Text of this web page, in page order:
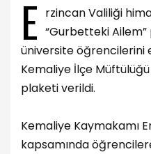
E rzincan Valiliği
“Gurbetteki
üniversite öğrencilerini
Kemaliye İlçe
plaketi verildi.
Kemaliye Kaymakamı
kapsamında